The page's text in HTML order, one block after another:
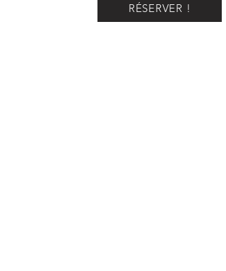
RÉSERVER !